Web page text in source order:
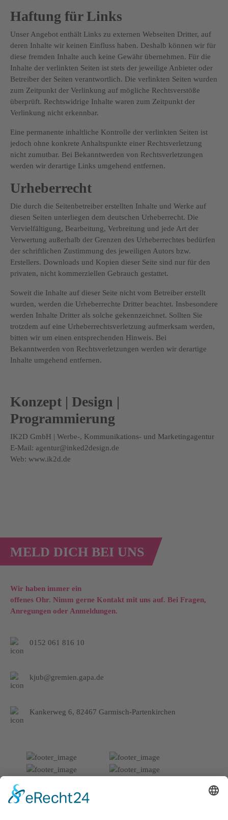
Haftung für Links
Unser Angebot enthält Links zu externen Webseiten Dritter, auf
deren Inhalte wir keinen Einfluss haben. Deshalb können wir für
diese fremden Inhalte auch keine Gewähr übernehmen. Für die
Inhalte der verlinkten Seiten ist stets der jeweilige Anbieter oder
Betreiber der Seiten verantwortlich. Die verlinkten Seiten wurden
zum Zeitpunkt der Verlinkung auf mögliche Rechtsverstöße
überprüft. Rechtswidrige Inhalte waren zum Zeitpunkt der
Verlinkung nicht erkennbar.
Eine permanente inhaltliche Kontrolle der verlinkten Seiten ist
jedoch ohne konkrete Anhaltspunkte einer Rechtsverletzung
nicht zumutbar. Bei Bekanntwerden von Rechtsverletzungen
werden wir derartige Links umgehend entfernen.
Urheberrecht
Die durch die Seitenbetreiber erstellten Inhalte und Werke auf
diesen Seiten unterliegen dem deutschen Urheberrecht. Die
Vervielfältigung, Bearbeitung, Verbreitung und jede Art der
Verwertung außerhalb der Grenzen des Urheberrechtes bedürfen
der schriftlichen Zustimmung des jeweiligen Autors bzw.
Erstellers. Downloads und Kopien dieser Seite sind nur für den
privaten, nicht kommerziellen Gebrauch gestattet.
Soweit die Inhalte auf dieser Seite nicht vom Betreiber erstellt
wurden, werden die Urheberrechte Dritter beachtet. Insbesondere
werden Inhalte Dritter als solche gekennzeichnet. Sollten Sie
trotzdem auf eine Urheberrechtsverletzung aufmerksam werden,
bitten wir um einen entsprechenden Hinweis. Bei
Bekanntwerden von Rechtsverletzungen werden wir derartige
Inhalte umgehend entfernen.
Konzept | Design |
Programmierung
IK2D GmbH | Werbe-, Kommunikations- und Marketingagentur
E-Mail: agentur@inked2design.de
Web: www.ik2d.de
MELD DICH BEI UNS
Wir haben immer ein
offenes Ohr. Nimm gerne Kontakt mit uns auf. Bei Fragen,
Anregungen oder Anmeldungen.
0152 061 816 10
kjub@gremien.gapa.de
Kankerweg 6, 82467 Garmisch-Partenkirchen